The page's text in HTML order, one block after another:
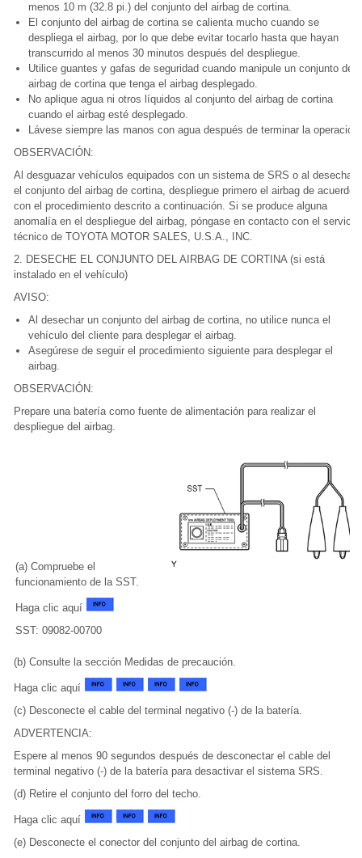
menos 10 m (32.8 pi.) del conjunto del airbag de cortina.
El conjunto del airbag de cortina se calienta mucho cuando se
despliega el airbag, por lo que debe evitar tocarlo hasta que hayan
transcurrido al menos 30 minutos después del despliegue.
Utilice guantes y gafas de seguridad cuando manipule un conjunto de
airbag de cortina que tenga el airbag desplegado.
No aplique agua ni otros líquidos al conjunto del airbag de cortina
cuando el airbag esté desplegado.
Lávese siempre las manos con agua después de terminar la operación.
OBSERVACIÓN:
Al desguazar vehículos equipados con un sistema de SRS o al desechar
el conjunto del airbag de cortina, despliegue primero el airbag de acuerdo
con el procedimiento descrito a continuación. Si se produce alguna
anomalía en el despliegue del airbag, póngase en contacto con el servicio
técnico de TOYOTA MOTOR SALES, U.S.A., INC.
2. DESECHE EL CONJUNTO DEL AIRBAG DE CORTINA (si está
instalado en el vehículo)
AVISO:
Al desechar un conjunto del airbag de cortina, no utilice nunca el
vehículo del cliente para desplegar el airbag.
Asegúrese de seguir el procedimiento siguiente para desplegar el
airbag.
OBSERVACIÓN:
Prepare una batería como fuente de alimentación para realizar el
despliegue del airbag.
(a) Compruebe el
funcionamiento de la SST.
Haga clic aquí
SST: 09082-00700
(b) Consulte la sección Medidas de precaución.
Haga clic aquí
(c) Desconecte el cable del terminal negativo (-) de la batería.
ADVERTENCIA:
Espere al menos 90 segundos después de desconectar el cable del
terminal negativo (-) de la batería para desactivar el sistema SRS.
(d) Retire el conjunto del forro del techo.
Haga clic aquí
(e) Desconecte el conector del conjunto del airbag de cortina.